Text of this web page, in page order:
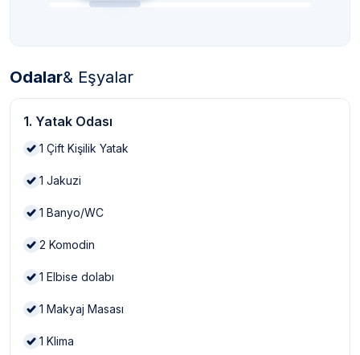
Odalar& Eşyalar
1. Yatak Odası
1 Çift Kişilik Yatak
1 Jakuzi
1 Banyo/WC
2 Komodin
1 Elbise dolabı
1 Makyaj Masası
1 Klima